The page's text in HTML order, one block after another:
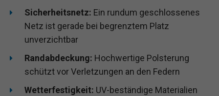
Sicherheitsnetz: Ein rundum geschlossenes
Netz ist gerade bei begrenztem Platz
unverzichtbar
Randabdeckung: Hochwertige Polsterung
schützt vor Verletzungen an den Federn
Wetterfestigkeit: UV-beständige Materialien